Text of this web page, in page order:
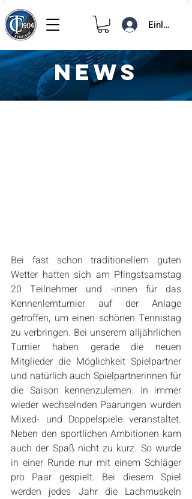
Einloggen
Kennenlernturnier 2018
23. Mai 20181 Min. Lesezeit
Bei fast schon traditionellem guten
Wetter hatten sich am Pfingstsamstag
20 Teilnehmer und -innen für das
Kennenlernturnier auf der Anlage
getroffen, um einen schönen Tennistag
zu verbringen. Bei unserem alljährlichen
Turnier haben gerade die neuen
Mitglieder die Möglichkeit Spielpartner
und natürlich auch Spielpartnerinnen für
die Saison kennenzulernen. In immer
wieder wechselnden Paarungen wurden
Mixed- und Doppelspiele veranstaltet.
Neben den sportlichen Ambitionen kam
auch der Spaß nicht zu kurz. So wurde
in einer Runde nur mit einem Schläger
pro Paar gespielt. Bei diesem Spiel
werden jedes Jahr die Lachmuskeln
NEWS